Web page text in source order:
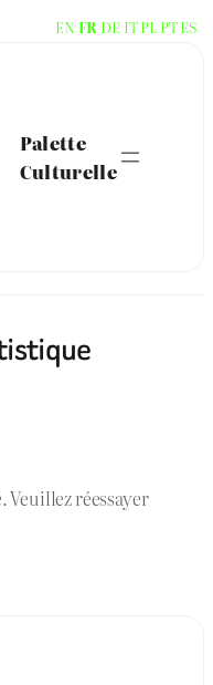
Palette
Culturelle
Veuillez réessayer
EN FR DE ITPL PTES